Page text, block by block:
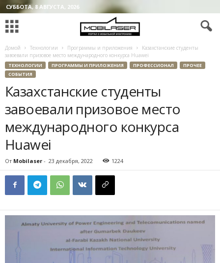
СУББОТА, 8 АВГУСТА, 2026
Домой Технологии Программы и приложения
Казахстанские студенты
завоевали призовое место международного конкурса Huawei
ТЕХНОЛОГИИ ПРОГРАММЫ И ПРИЛОЖЕНИЯ ПРОФЕССИОНАЛ
ПРОЧЕЕ
СОБЫТИЯ
Казахстанские студенты
завоевали призовое место
международного конкурса
Huawei
От Mobilaser - 23 декабря, 2022 1224